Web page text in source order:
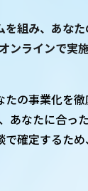
組み、あな
ラインで実
の事業化を
あなたに合っ
確定するた